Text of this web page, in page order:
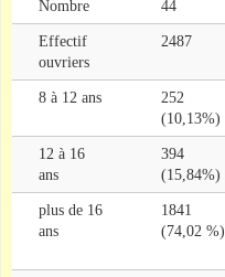
Nombre 44
Effectif
ouvriers
2487
8 à 12 ans
252
(10,13%)
12 à 16
ans
394
(15,84%)
plus de 16
ans
1841
(74,02 %)